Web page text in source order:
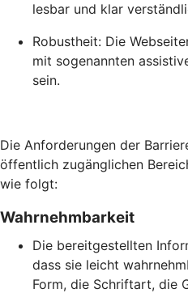
lesbar und klar
Robustheit: Die
mit sogenannten
sein.
Die Anforderungen der
öffentlich zugänglichen
wie folgt:
Wahrnehmbarkeit
Die bereitgestellten
dass sie leicht
Form, die Schriftart, die